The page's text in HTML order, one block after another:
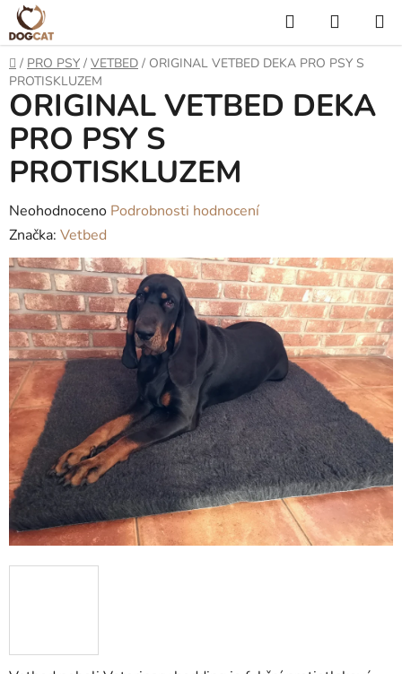
Přejít
na
obsah
Hledat
KOŠÍK
Domů
/ PRO PSY / VETBED / ORIGINAL VETBED DEKA PRO PSY S
PROTISKLUZEM
ORIGINAL VETBED DEKA
PRO PSY S
PROTISKLUZEM
Průměrné
hodnocení
produktu
je
0,0
z
5
hvězdiček.
Neohodnoceno Podrobnosti hodnocení
Značka: Vetbed